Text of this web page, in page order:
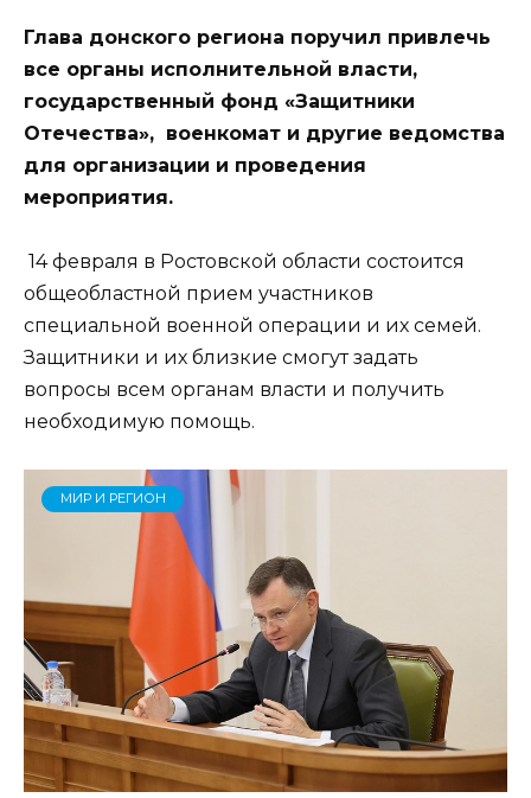
Глава донского региона поручил привлечь
все органы исполнительной власти,
государственный фонд «Защитники
Отечества», военкомат и другие ведомства
для организации и проведения
мероприятия.
14 февраля в Ростовской области состоится
общеобластной прием участников
специальной военной операции и их семей.
Защитники и их близкие смогут задать
вопросы всем органам власти и получить
необходимую помощь.
МИР И РЕГИОН